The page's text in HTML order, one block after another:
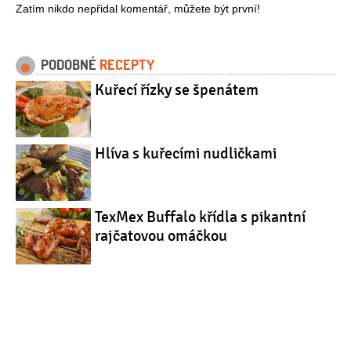
Zatím nikdo nepřidal komentář, můžete být první!
PODOBNÉ RECEPTY
Kuřecí řízky se špenátem
Hlíva s kuřecími nudličkami
TexMex Buffalo křídla s pikantní
rajčatovou omáčkou